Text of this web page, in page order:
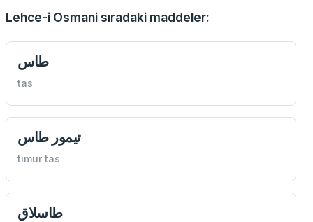
Lehce-i Osmani sıradaki maddeler:
طاس
tas
تيمور طاس
timur tas
‌طاسلاق